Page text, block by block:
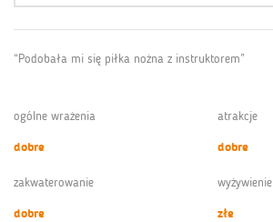
“Podobała mi się piłka nożna z instruktorem”
ogólne wrażenia
dobre
atrakcje
dobre
zakwaterowanie
dobre
wyżywienie
złe